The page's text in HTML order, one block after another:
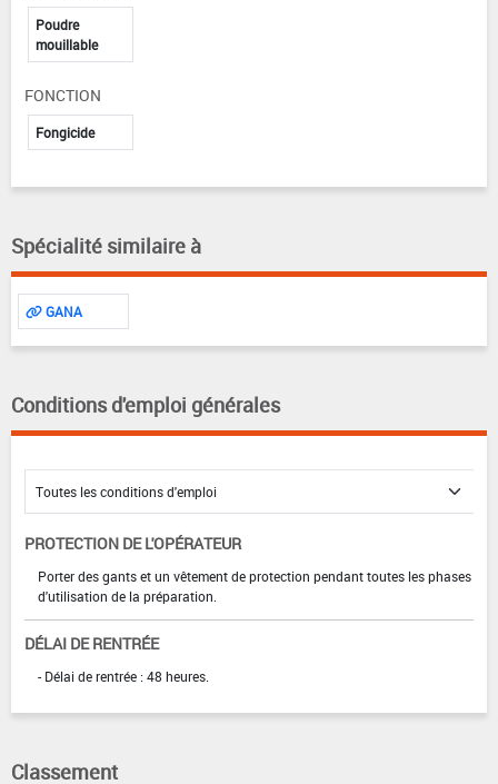
Poudre
mouillable
FONCTION
Fongicide
Spécialité similaire à
GANA
Conditions d'emploi générales
PROTECTION DE L'OPÉRATEUR
Porter des gants et un vêtement de protection pendant toutes les phases
d'utilisation de la préparation.
DÉLAI DE RENTRÉE
- Délai de rentrée : 48 heures.
Classement